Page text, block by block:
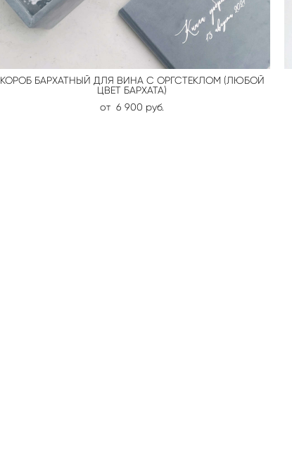
КОРОБ БАРХАТНЫЙ ДЛЯ ВИНА С ОРГСТЕКЛОМ (ЛЮБОЙ
ЦВЕТ БАРХАТА)
от 6 900 pуб.